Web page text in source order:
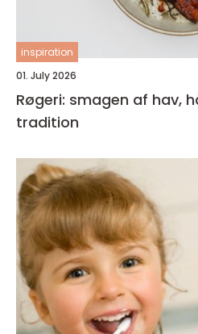
inspiration
01. July 2026
Røgeri: smagen af hav,
tradition